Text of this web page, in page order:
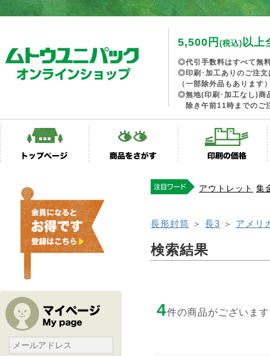
5,500円 (税込)以上
◎代引手数料はすべて無
◎印刷･加工ありのご注文
（一部除外品もあります
◎無地(印刷･加工なし)商
除き午前11時までのご
アウトレット 集
長形封筒 ＞ 長3 ＞ アメリ
検索結果
4件の商品がございま